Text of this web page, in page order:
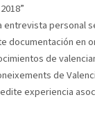
entrevista personal
documentación en
de
de
experiencia